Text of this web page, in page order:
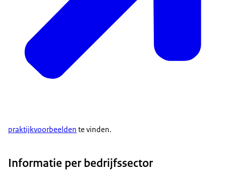
praktijkvoorbeelden te vinden.
Informatie per bedrijfssector